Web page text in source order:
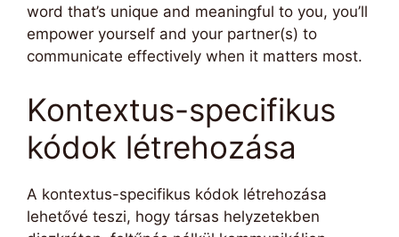
word that’s unique and meaningful to you, you’ll
empower yourself and your partner(s) to
communicate effectively when it matters most.
Kontextus-specifikus
kódok létrehozása
A kontextus-specifikus kódok létrehozása
lehetővé teszi, hogy társas helyzetekben